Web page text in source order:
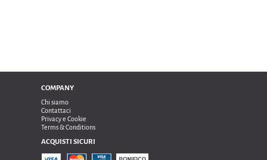
COMPANY
Chi siamo
Contattaci
Privacy e Cookie
Terms & Conditions
ACQUISTI SICURI